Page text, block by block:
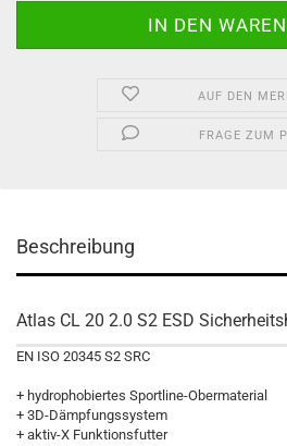
AUF DEN
FRAGE ZUM
Beschreibung
Atlas CL 20 2.0 S2 ESD
EN ISO 20345 S2 SRC
+ hydrophobiertes Sportline-Obermaterial
+ 3D-Dämpfungssystem
+ aktiv-X Funktionsfutter